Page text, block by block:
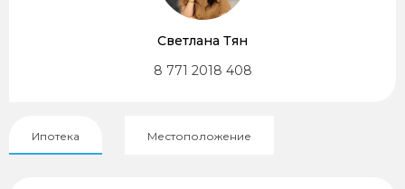
Светлана Тян
8 771 2018 408
Ипотека Местоположение